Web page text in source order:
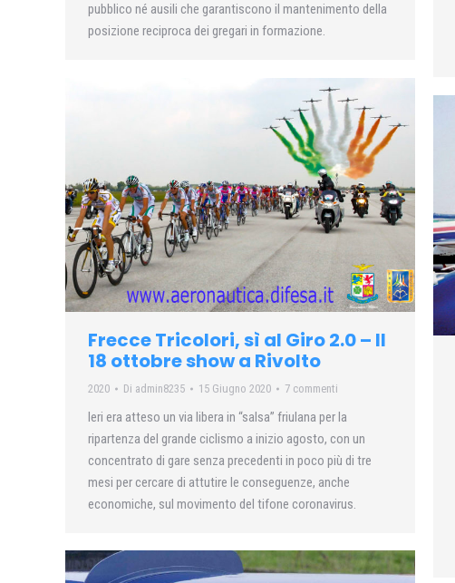
pubblico né ausili che garantiscono il mantenimento della
posizione reciproca dei gregari in formazione.
Frecce Tricolori, sì al Giro 2.0 – Il
18 ottobre show a Rivolto
2020 Di admin8235 15 Giugno 2020 7 commenti
Ieri era atteso un via libera in “salsa” friulana per la
ripartenza del grande ciclismo a inizio agosto, con un
concentrato di gare senza precedenti in poco più di tre
mesi per cercare di attutire le conseguenze, anche
economiche, sul movimento del tifone coronavirus.